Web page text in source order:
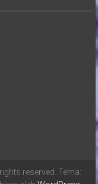
reserved. Tema: